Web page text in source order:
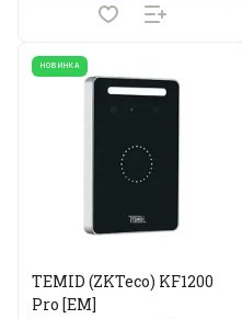
НОВИНКА
TEMID (ZKTeco) KF1200
Pro [EM]